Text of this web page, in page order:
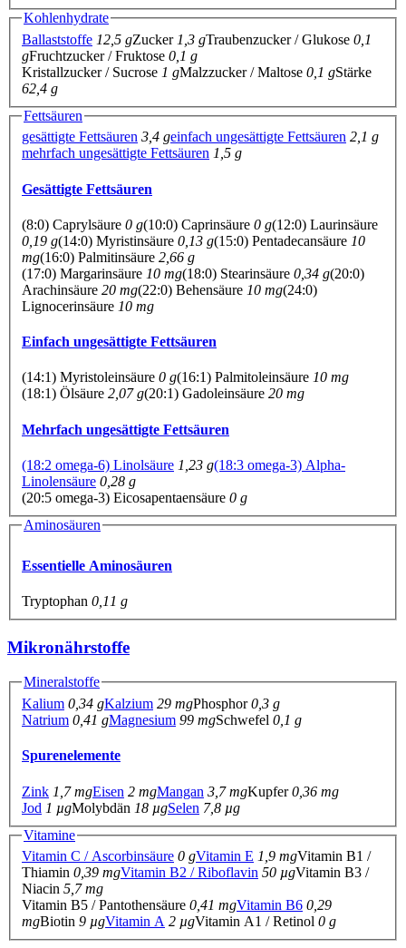
Kohlenhydrate
Ballaststoffe 12,5 gZucker 1,3 gTraubenzucker / Glukose 0,1
gFruchtzucker / Fruktose 0,1 g
Kristallzucker / Sucrose 1 gMalzzucker / Maltose 0,1 gStärke
62,4 g
Fettsäuren
gesättigte Fettsäuren 3,4 geinfach ungesättigte Fettsäuren 2,1 g
mehrfach ungesättigte Fettsäuren 1,5 g
Gesättigte Fettsäuren
(8:0) Caprylsäure 0 g(10:0) Caprinsäure 0 g(12:0) Laurinsäure
0,19 g(14:0) Myristinsäure 0,13 g(15:0) Pentadecansäure 10
mg(16:0) Palmitinsäure 2,66 g
(17:0) Margarinsäure 10 mg(18:0) Stearinsäure 0,34 g(20:0)
Arachinsäure 20 mg(22:0) Behensäure 10 mg(24:0)
Lignocerinsäure 10 mg
Einfach ungesättigte Fettsäuren
(14:1) Myristoleinsäure 0 g(16:1) Palmitoleinsäure 10 mg
(18:1) Ölsäure 2,07 g(20:1) Gadoleinsäure 20 mg
Mehrfach ungesättigte Fettsäuren
(18:2 omega-6) Linolsäure 1,23 g(18:3 omega-3) Alpha-
Linolensäure 0,28 g
(20:5 omega-3) Eicosapentaensäure 0 g
Aminosäuren
Essentielle Aminosäuren
Tryptophan 0,11 g
Mikronährstoffe
Mineralstoffe
Kalium 0,34 gKalzium 29 mgPhosphor0,3 g
Natrium 0,41 gMagnesium 99 mgSchwefel 0,1 g
Spurenelemente
Zink 1,7 mgEisen 2 mgMangan 3,7 mgKupfer0,36 mg
Jod 1 µgMolybdän 18 µgSelen 7,8 µg
Vitamine
Vitamin C / Ascorbinsäure 0 gVitamin E 1,9 mgVitamin B1 /
Thiamin 0,39 mgVitamin B2 / Riboflavin 50 µgVitamin B3 /
Niacin 5,7 mg
Vitamin B5 / Pantothensäure 0,41 mgVitamin B6 0,29
mgBiotin 9 µgVitamin A 2 µgVitamin A1 / Retinol 0 g